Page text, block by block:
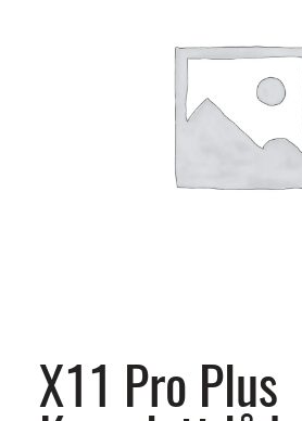
X11 Pro Plus